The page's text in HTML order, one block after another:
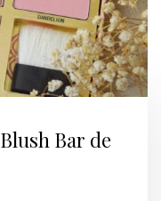
Bar de